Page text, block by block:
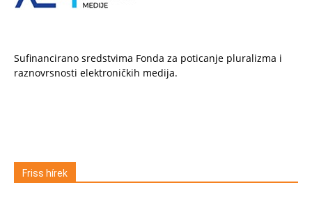
Sufinancirano sredstvima Fonda za poticanje pluralizma i
raznovrsnosti elektroničkih medija.
Friss hírek